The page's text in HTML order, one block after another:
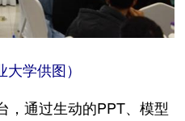
学供图）
，通过生动的PPT、模型